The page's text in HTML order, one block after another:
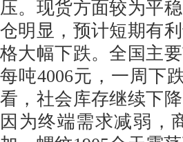
压。现货方面较为平
仓明显，预计短期有
格大幅下跌。全国主
每吨4006元，一周下
看，社会库存继续下
因为终端需求减弱，